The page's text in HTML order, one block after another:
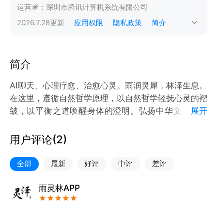
运营者： 深圳市腾讯计算机系统有限公司
2026.7.28更新 应用权限 隐私政策 简介
简介
AI聊天、心理疗愈、治愈心灵。雨润灵犀，林泽生息。
在这里，遵循自然哲学原理，以自然哲学轻抚心灵的褶
皱，以平衡之道唤醒身体的澄明。弘扬中华文化的同
展开
用户评论(2)
全部 最新 好评 中评 差评
雨灵林APP